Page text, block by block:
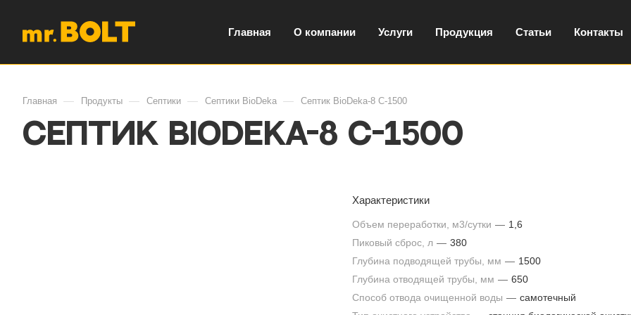
Главная О компании Услуги Продукция Статьи Контакты
Главная — Продукты — Септики — Септики BioDeka — Септик BioDeka-8 C-1500
Септик BioDeka-8 C-1500
Характеристики
Объем переработки, м3/сутки — 1,6
Пиковый сброс, л — 380
Глубина подводящей трубы, мм — 1500
Глубина отводящей трубы, мм — 650
Способ отвода очищенной воды — самотечный